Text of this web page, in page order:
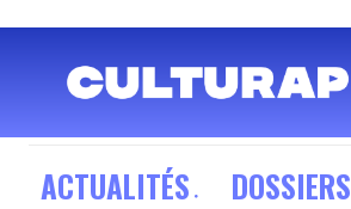
ACTUALITÉS DOSSIERS